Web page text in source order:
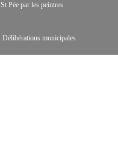
St Pée par les peintres
Délibérations municipales